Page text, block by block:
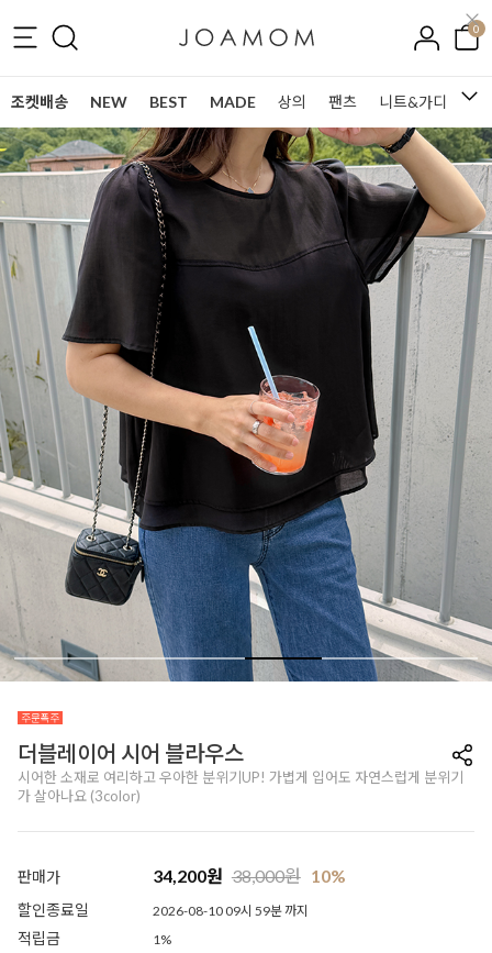
0
조켓배송 NEW BEST MADE 상의 팬츠 니트&가디건
더블레이어 시어 블라우스
시어한 소재로 여리하고 우아한 분위기UP! 가볍게 입어도 자연스럽게 분위기
가 살아나요 (3color)
판매가 34,200원 38,000원 10%
할인종료일 2026-08-10 09시 59분 까지
적립금 1%